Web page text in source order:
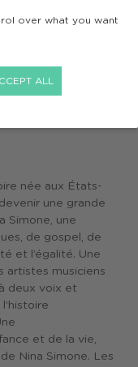
over what you want
ALL
née aux États-
une grande
Simone, une
de gospel, de
et l’égalité. Une
artistes musiciens
deux voix et
et de la vie,
Nina Simone. Les